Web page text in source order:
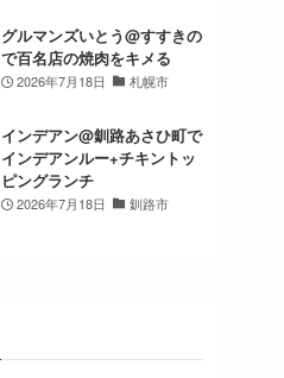
グルマンズいとう@すすきの
で百名店の焼肉をキメる
2026年7月18日 札幌市
インデアン@釧路あさひ町で
インデアンルー+チキントッ
ピングランチ
2026年7月18日 釧路市